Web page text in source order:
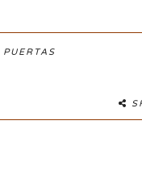
PUERTAS